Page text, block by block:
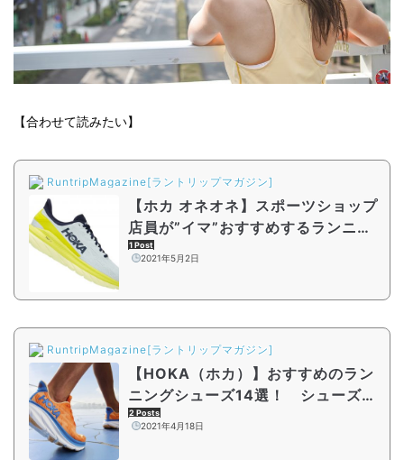
【合わせて読みたい】
RuntripMagazine[ラントリップマガジン]
【ホカ オネオネ】スポーツショップ
店員が”イマ”おすすめするランニン
グシューズまとめ | 2021年4月
1 Post
2021年5月2日
RuntripMagazine[ラントリップマガジン]
【HOKA（ホカ）】おすすめのラン
ニングシューズ14選！ シューズの
魅力や特徴をご紹介
2 Posts
2021年4月18日